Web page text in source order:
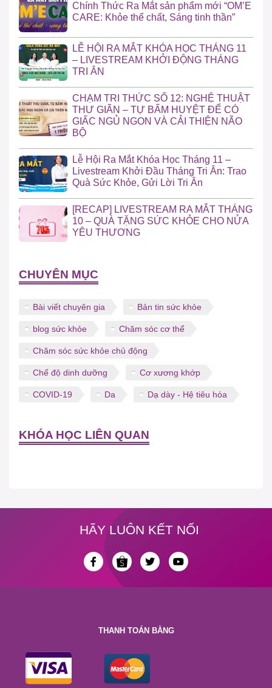
Chính Thức Ra Mắt sản phẩm mới “OM’E
CARE: Khỏe thể chất, Sáng tinh thần”
LỄ HỘI RA MẮT KHÓA HỌC THÁNG 11
– LIVESTREAM KHỞI ĐỘNG THÁNG
TRI ÂN
CHẠM TRI THỨC SỐ 12: NGHỆ THUẬT
THƯ GIÃN – TỰ BẤM HUYỆT ĐỂ CÓ
GIẤC NGỦ NGON VÀ CẢI THIỆN NÃO
BỘ
Lễ Hội Ra Mắt Khóa Học Tháng 11 –
Livestream Khởi Đầu Tháng Tri Ân: Trao
Quà Sức Khỏe, Gửi Lời Tri Ân
[RECAP] LIVESTREAM RA MẮT THÁNG
10 – QUÀ TẶNG SỨC KHỎE CHO NỬA
YÊU THƯƠNG
CHUYÊN MỤC
Bài viết chuyên gia Bản tin sức khỏe
blog sức khỏe Chăm sóc cơ thể
Chăm sóc sức khỏe chủ động
Chế độ dinh dưỡng Cơ xương khớp
COVID-19 Da Dạ dày - Hệ tiêu hóa
KHÓA HỌC LIÊN QUAN
HÃY LUÔN KẾT NỐI
THANH TOÁN BẰNG